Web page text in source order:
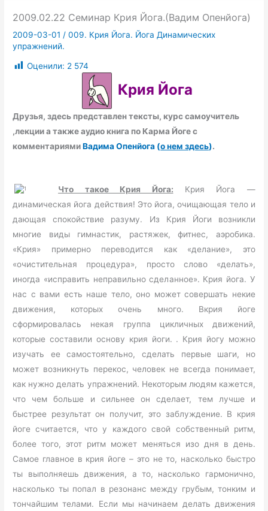
2009.02.22 Семинар Крия Йога.(Вадим Опенйога)
2009-03-01 /009. Крия Йога. Йога Динамических
упражнений.
Оценили: 2 574
Крия Йога
Друзья, здесь представлентексты, курс самоучитель
,лекцииа также аудио книга по Карма Йогес
комментариямиВадима Опенйога (о нем здесь).
Что такое Крия Йога: Крия Йога —
динамическая йога действия! Это йога, очищающая тело и
дающая спокойствие разуму. Из Крия Йоги возникли
многие виды гимнастик, растяжек, фитнес, аэробика.
«Крия» примерно переводится как «делание», это
«очистительная процедура», просто слово «делать»,
иногда «исправить неправильно сделанное». Крия йога. У
нас с вами есть наше тело, оно может совершать некие
движения, которых очень много. Вкрия йоге
сформировалась некая группа цикличных движений,
которые составили основу крия йоги. . Крия йогу можно
изучать ее самостоятельно, сделать первые шаги, но
может возникнуть перекос, человек не всегда понимает,
как нужно делать упражнений. Некоторым людям кажется,
что чем больше и сильнее он сделает, тем лучше и
быстрее результат он получит, это заблуждение. В крия
йоге считается, что у каждого свой собственный ритм,
более того, этот ритм может меняться изо дня в день.
Самое главное в крия йоге – это не то, насколько быстро
ты выполняешь движения, а то, насколько гармонично,
насколько ты попал в резонанс между грубым, тонким и
тончайшим телами. Если мы начинаем делать движения